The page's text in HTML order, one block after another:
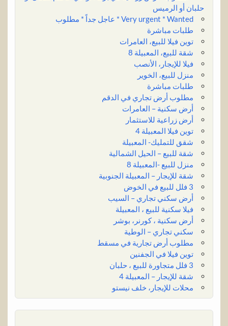
حلبان أو الرميس
Very urgent * Wanted * عاجل جداً * مطلوب
طلبات مباشرة
توين فيلا للبيع، العامرات
شقة للبيع، المعبيلة 8
فيلا للإيجار، الأنصب
منزل للبيع، الخوير
طلبات مباشرة
مطلوب أرض تجاري في الدقم
أرض سكنية – العامرات
أرض زراعية للاستثمار
توين فيلا المعبيلة 4
شقق للتمليك- المعبيلة
شقة للبيع – الحيل الشمالية
منزل للبيع -المعبيلة 8
شقة للإيجار – المعبيلة الجنوبية
3 فلل للبيع في الخوض
أرض سكني تجاري – السيب
فيلا سكنية للبيع ، المعبيلة
أرض سكنية ، كورنر، بوشر
سكني تجاري – الوطية
مطلوب أرض تجارية في مسقط
توين فيلا في الجفنين
3 فلل متجاورة للبيع ، حلبان
شقة للإيجار – المعبيلة 4
محلات للإيجار، خلف نيستو